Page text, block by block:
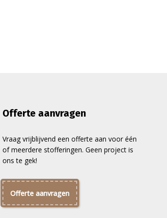
Offerte aanvragen
Vraag vrijblijvend een offerte aan voor één
of meerdere stofferingen. Geen project is
ons te gek!
Offerte aanvragen